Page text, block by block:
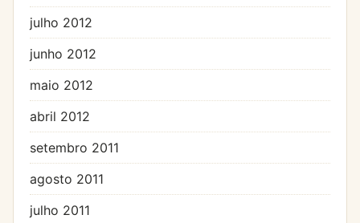
julho 2012
junho 2012
maio 2012
abril 2012
setembro 2011
agosto 2011
julho 2011